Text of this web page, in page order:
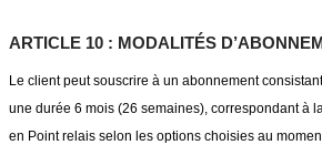
ARTICLE 10 : MODALITÉS
Le client peut souscrire à un abonnement
une durée 6 mois (26 semaines), correspondant à
en Point relais selon les options choisies au